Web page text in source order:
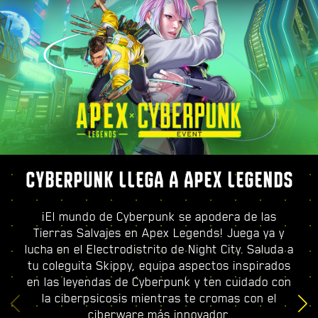
CYBERPUNK LLEGA A APEX LEGENDS
¡El mundo de Cyberpunk se apodera de las
Tierras Salvajes en Apex Legends! Juega ya y
lucha en el Electrodistrito de Night City. Saluda a
tu coleguita Skippy, equipa aspectos inspirados
en las leyendas de Cyberpunk y ten cuidado con
la ciberpsicosis mientras te cromas con el
ciberware más innovador.